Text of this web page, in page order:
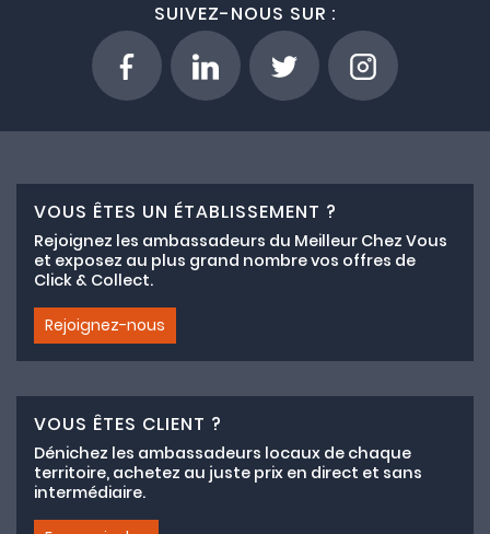
SUIVEZ-NOUS SUR :
VOUS ÊTES UN ÉTABLISSEMENT ?
Rejoignez les ambassadeurs du Meilleur Chez Vous
et exposez au plus grand nombre vos offres de
Click & Collect.
Rejoignez-nous
VOUS ÊTES CLIENT ?
Dénichez les ambassadeurs locaux de chaque
territoire, achetez au juste prix en direct et sans
intermédiaire.